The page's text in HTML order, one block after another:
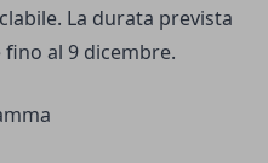
La durata prevista
al 9 dicembre.